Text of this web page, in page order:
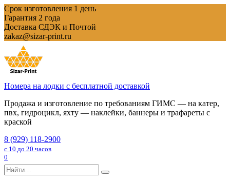
Перейти
к
содержанию
Срок изготовления 1 день
Гарантия 2 года
Доставка СДЭК и Почтой
zakaz@sizar-print.ru
Номера на лодки с бесплатной доставкой
Продажа и изготовление по требованиям ГИМС — на катер,
пвх, гидроцикл, яхту — наклейки, баннеры и трафареты с
краской
8 (929) 118-2900
с 10 до 20 часов
0
Search
for: